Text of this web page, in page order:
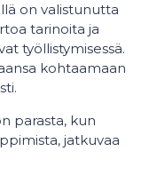
on valistunutta
tarinoita ja
työllistymisessä.
kohtaamaan
parasta, kun
jatkuvaa